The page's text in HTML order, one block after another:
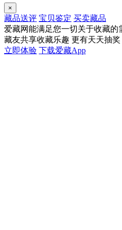
×
藏品送评 宝贝鉴定 买卖藏品
爱藏网能满足您一切关于收藏的
藏友共享收藏乐趣 更有天天抽
立即体验 下载爱藏App